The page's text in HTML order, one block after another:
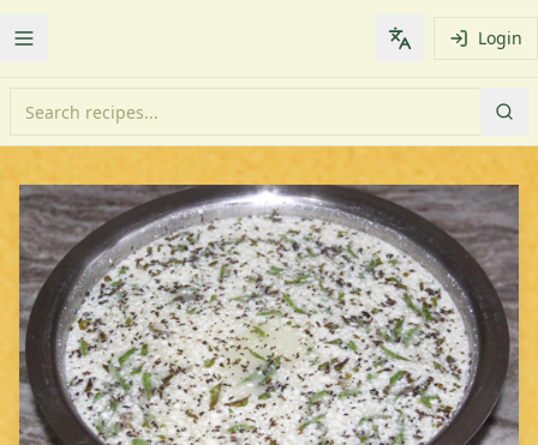
Toggle Menu Change Login